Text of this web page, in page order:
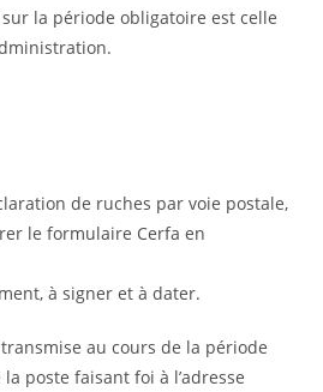
la période obligatoire est celle
de ruches par voie postale,
le formulaire Cerfa en
à signer et à dater.
au cours de la période
poste faisant foi à l’adresse